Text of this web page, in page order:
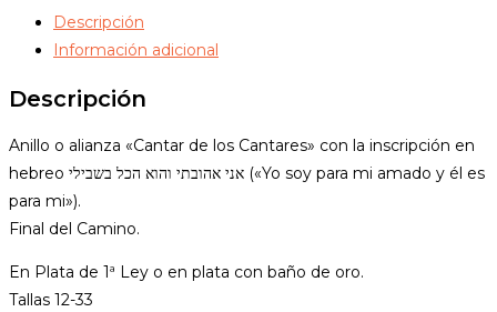
Cantar
los
cantidad
Descripción
Información adicional
Descripción
Anillo o alianza «Cantar de los Cantares» con la inscripción en
hebreo אני אהובתי והוא הכל בשבילי («Yo soy para mi amado y él es
para mi»).
Final del Camino.
En Plata de 1ª Ley o en plata con baño de oro.
Tallas 12-33